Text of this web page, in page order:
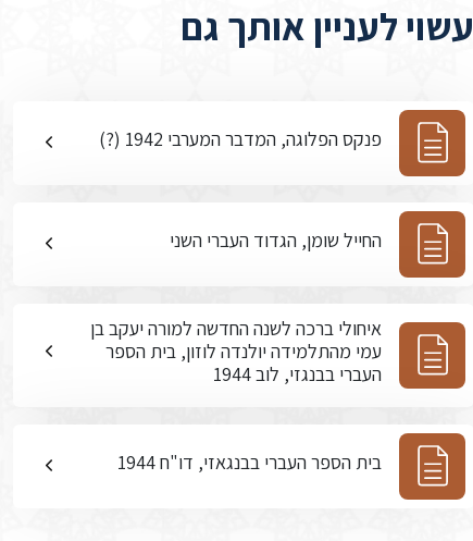
עשוי לעניין אותך גם
פנקס הפלוגה, המדבר המערבי 1942 (?)
החייל שומן, הגדוד העברי השני
איחולי ברכה לשנה החדשה למורה יעקב בן
עמי מהתלמידה יולנדה לוזון, בית הספר
העברי בבנגזי, לוב 1944
בית הספר העברי בבנגאזי, דו"ח 1944